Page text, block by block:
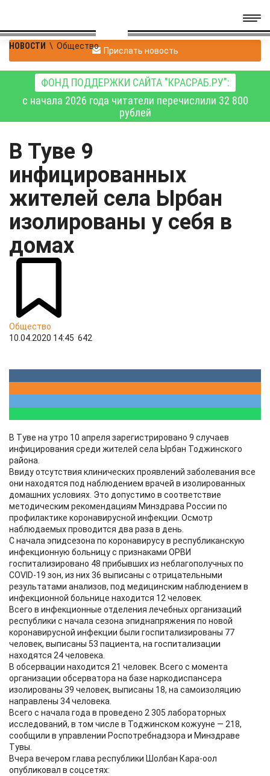
НОВОСТИ \ Общество Прислать новость
ФОНД ПОДДЕРЖКИ САЙТА "КРАСРАБ.РУ":
с начала 2026 года читатели перечислили 32 800
рублей
В Туве 9
инфицированных
жителей села Ырбан
изолированы у себя в
домах
Общество
10.04.2020 14:45 642
В Туве на утро 10 апреля зарегистрировано 9 случаев
инфицирования среди жителей села Ырбан Тоджинского
района.
Ввиду отсутствия клинических проявлений заболевания все
они находятся под наблюдением врачей в изолированных
домашних условиях. Это допустимо в соответствие
методическим рекомендациям Минздрава России по
профилактике коронавирусной инфекции. Осмотр
наблюдаемых проводится два раза в день.
С начала эпидсезона по коронавирусу в республиканскую
инфекционную больницу с признаками ОРВИ
госпитализировано 48 прибывших из неблагополучных по
COVID-19 зон, из них 36 выписаны с отрицательными
результатами анализов, под медицинским наблюдением в
инфекционной больнице находится 12 человек.
Всего в инфекционные отделения лечебных организаций
республики с начала сезона эпиднапряжения по новой
коронавирусной инфекции были госпитализированы 77
человек, выписаны 53 пациента, на госпитализации
находятся 24 человека.
В обсервации находится 21 человек. Всего с момента
организации обсерватора на базе наркодиспансера
изолированы 39 человек, выписаны 18, на самоизоляцию
направлены 34 человека.
Всего с начала года в проведено 2 305 лабораторных
исследований, в том числе в Тоджинском кожууне — 218,
сообщили в управлении Роспотребнадзора и Минздраве
Тувы.
Вчера вечером глава республики Шолбан Кара-оол
опубликовал в соцсетях: